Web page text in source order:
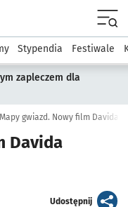
Kultura
Stypendia Festiwale
zapleczem dla
Mapy gwiazd. Nowy film Davida
Davida
Udostępnijartykuł